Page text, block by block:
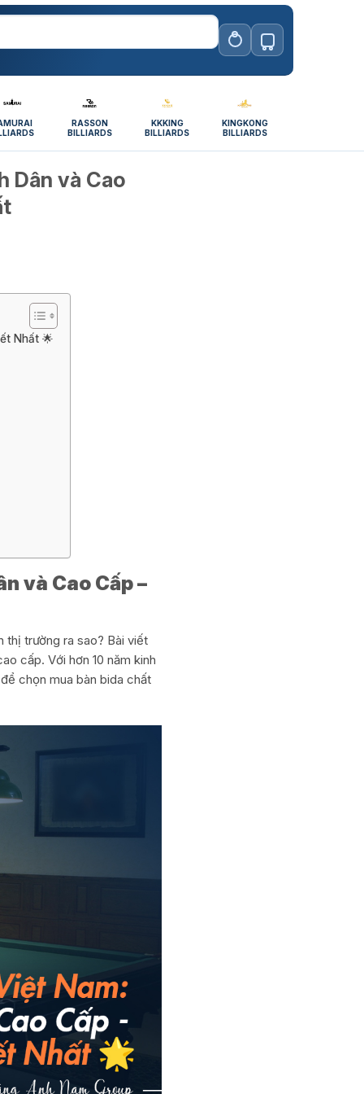
RASSON
BILLIARDS
KKKING
BILLIARDS
KINGKONG
BILLIARDS
Dân và Cao
Nhất 🌟
và Cao Cấp –
thị trường ra sao? Bài viết
cấp. Với hơn 10 năm kinh
chọn mua bàn bida chất